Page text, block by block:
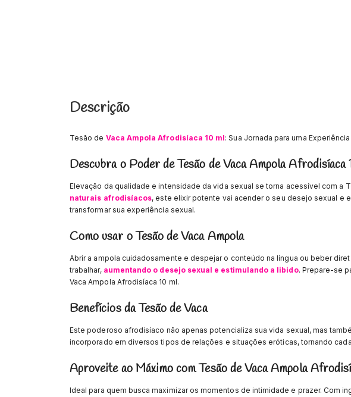
Descrição
Tesão de Vaca Ampola Afrodisíaca 10 ml: Sua Jornada para uma
Descubra o Poder de Tesão de Vaca Ampola Afrodisíaca
Elevação da qualidade e intensidade da vida sexual se torna acessível com a
naturais afrodisíacos, este elixir potente vai acender o seu desejo sexual e
transformar sua experiência sexual.
Como usar o Tesão de Vaca Ampola
Abrir a ampola cuidadosamente e despejar o conteúdo na língua ou beber
trabalhar,aumentando o desejo sexual e estimulando a libido. Prepare-se
Vaca Ampola Afrodisíaca 10 ml.
Benefícios da Tesão de Vaca
Este poderoso afrodisíaco não apenas potencializa sua vida sexual, mas
incorporado em diversos tipos de relações e situações eróticas, tornando
Aproveite ao Máximo com Tesão de Vaca Ampola
Ideal para quem busca maximizar os momentos de intimidade e prazer. Com